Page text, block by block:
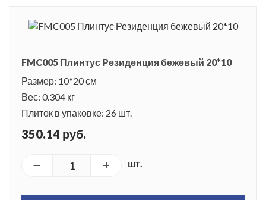
FMC005 Плинтус Резиденция бежевый 20*10
Размер: 10*20 см
Вес: 0.304 кг
Плиток в упаковке: 26 шт.
350.14 руб.
шт.